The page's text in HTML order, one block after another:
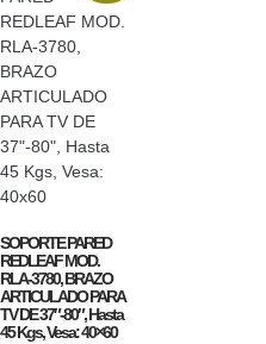
SOPORTE PARED
REDLEAF MOD.
RLA-3780, BRAZO
ARTICULADO PARA
TV DE 37″-80″, Hasta
45 Kgs, Vesa: 40×60